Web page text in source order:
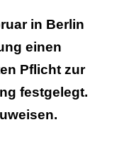
in Berlin
einen
Pflicht zur
festgelegt.